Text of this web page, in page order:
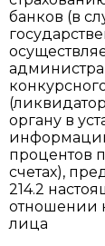
банков (в
органу в
процентов
счетах),
214.2
отношении
лица